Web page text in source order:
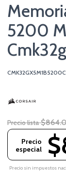
5200
Precio lista
Precio
especial
Precio sin impuestos